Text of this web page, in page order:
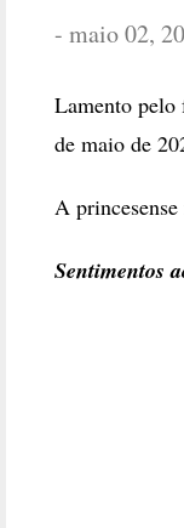
- maio 02,
Lamento pelo
de maio de
A
Sentimentos